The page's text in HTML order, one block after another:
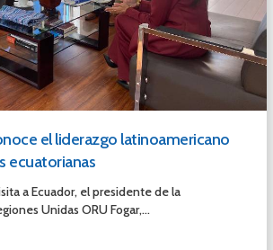
el liderazgo latinoamericano
ecuatorianas
a Ecuador, el presidente de la
Unidas ORU Fogar,...